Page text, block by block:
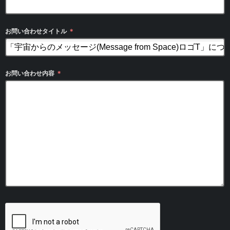
お問い合わせタイトル ＊
お問い合わせ内容 ＊